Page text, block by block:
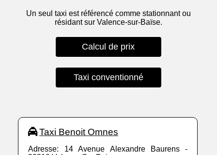
Un seul taxi est référencé comme stationnant ou
résidant sur Valence-sur-Baïse.
Calcul de prix
Taxi conventionné
Taxi Benoit Omnes
Adresse: 14 Avenue Alexandre Baurens -